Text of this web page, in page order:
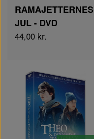
RAMAJETTERNES
JUL - DVD
44,00 kr.